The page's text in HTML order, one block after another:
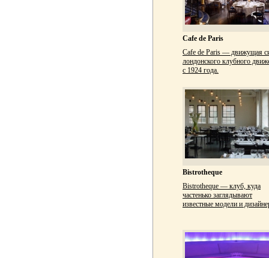
Cafe de Paris
Cafe de Paris — движущая
лондонского клубного
с 1924 года.
Bistrotheque
Bistrotheque — клуб, куда
частенько заглядывают
известные модели и